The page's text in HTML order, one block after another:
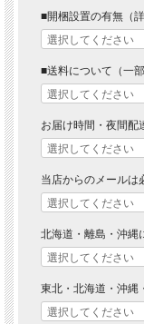
■ 送料無料にて配達 ■
北海道・東北・沖縄・離
※対象地域でお選びいただ
ご了承ください。
■開梱設置の有無（
■送料について（一
お届け時間・夜間配
当店からのメールは
北海道・離島・沖縄
東北・北海道・沖縄